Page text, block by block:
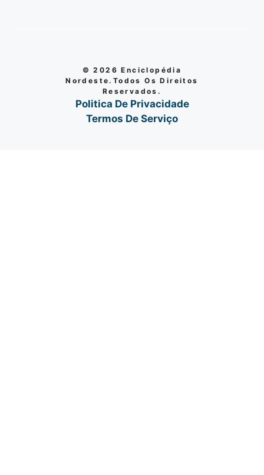
© 2026 Enciclopédia
Nordeste.Todos Os Direitos
Reservados.
Politica De Privacidade
Termos De Serviço